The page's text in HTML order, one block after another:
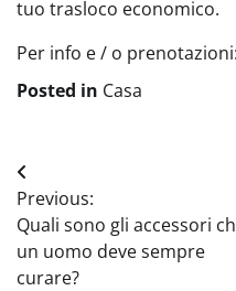
tuo trasloco economico.
Per info e / o prenotazioni:
Posted in Casa
Navigazione
articoli
Previous:
Quali sono gli accessori
un uomo deve sempre
curare?